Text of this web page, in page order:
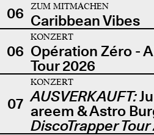
06
ZUM MITMACHEN
Caribbean Vibes
06
KONZERT
Opération Zéro -
Tour 2026
07
KONZERT
AUSVERKAUFT:
areem & Astro
DiscoTrapper Tour